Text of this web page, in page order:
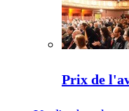
Prix de